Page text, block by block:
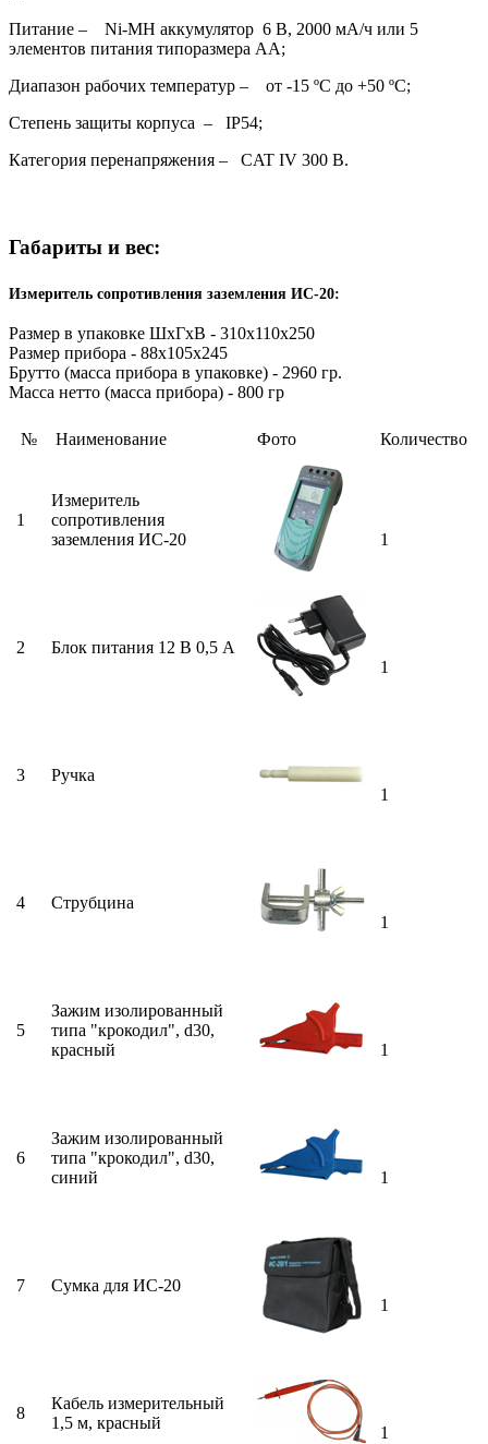
Питание – Ni-MH аккумулятор 6 В, 2000 мА/ч или 5
элементов питания типоразмера АА;
Диапазон рабочих температур – от -15 ºС до +50 ºС;
Степень защиты корпуса – IP54;
Категория перенапряжения – CAT IV 300 В.
Габариты и вес:
Измеритель сопротивления заземления ИС-20:
Размер в упаковке ШхГхВ - 310х110х250
Размер прибора - 88х105х245
Брутто (масса прибора в упаковке) - 2960 гр.
Масса нетто (масса прибора) - 800 гр
№ Наименование Фото Количество
1
Измеритель
сопротивления
заземления ИС-20
1
2
Блок питания 12 В 0,5 А
1
3
Ручка
1
4
Струбцина
1
5
Зажим изолированный
типа "крокодил", d30,
красный
1
6
Зажим изолированный
типа "крокодил", d30,
синий
1
7
Сумка для ИС-20
1
8
Кабель измерительный
1,5 м, красный
1